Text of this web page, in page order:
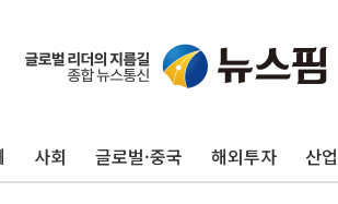
사회 글로벌·중국 해외투자 산업
교보생명,
1순위보다
컴투스 '제